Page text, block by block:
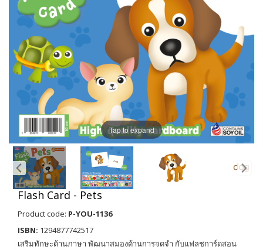
Tap to expand
Flash Card - Pets
Product code: P-YOU-1136
ISBN: 1294877742517
เสริมทักษะด้านภาษา พัฒนาสมองด้านการจดจำ กับแฟลชการ์ดสอน